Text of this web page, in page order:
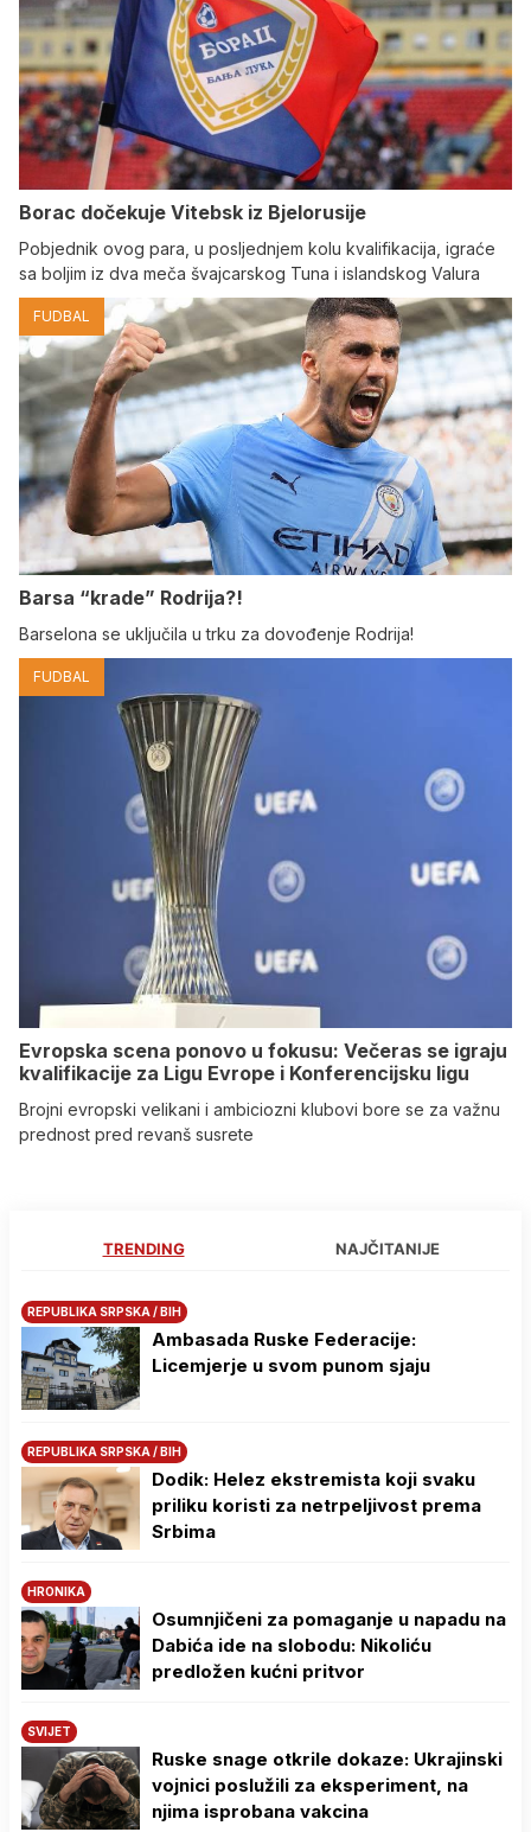
Borac dočekuje Vitebsk iz Bjelorusije
Pobjednik ovog para, u posljednjem kolu kvalifikacija, igraće
sa boljim iz dva meča švajcarskog Tuna i islandskog Valura
FUDBAL
Barsa “krade” Rodrija?!
Barselona se uključila u trku za dovođenje Rodrija!
FUDBAL
Evropska scena ponovo u fokusu: Večeras se igraju
kvalifikacije za Ligu Evrope i Konferencijsku ligu
Brojni evropski velikani i ambiciozni klubovi bore se za važnu
prednost pred revanš susrete
TRENDING NAJČITANIJE
REPUBLIKA SRPSKA / BIH
Ambasada Ruske Federacije:
Licemjerje u svom punom sjaju
REPUBLIKA SRPSKA / BIH
Dodik: Helez ekstremista koji svaku
priliku koristi za netrpeljivost prema
Srbima
HRONIKA
Osumnjičeni za pomaganje u napadu na
Dabića ide na slobodu: Nikoliću
predložen kućni pritvor
SVIJET
Ruske snage otkrile dokaze: Ukrajinski
vojnici poslužili za eksperiment, na
njima isprobana vakcina